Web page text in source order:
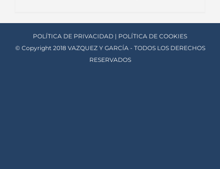
POLÍTICA DE PRIVACIDAD | POLÍTICA DE COOKIES
© Copyright 2018 VAZQUEZ Y GARCÍA - TODOS LOS DERECHOS
RESERVADOS